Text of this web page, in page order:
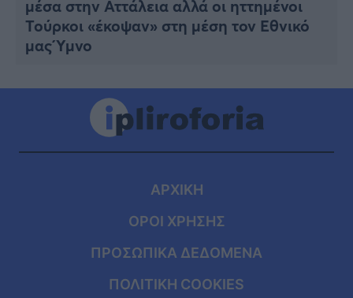
μέσα στην Αττάλεια αλλά οι ηττημένοι
Τούρκοι «έκοψαν» στη μέση τον Εθνικό
μας Ύμνο
ΑΡΧΙΚΗ
ΟΡΟΙ ΧΡΗΣΗΣ
ΠΡΟΣΩΠΙΚΑ ΔΕΔΟΜΕΝΑ
ΠΟΛΙΤΙΚΗ COOKIES